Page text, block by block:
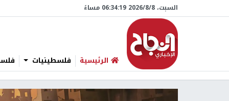
السبت، 8/‏8/‏2026 06:34:20 مساءً
الرئيسية فلسطينيات